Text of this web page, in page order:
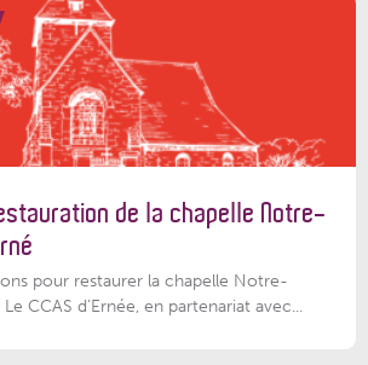
de la chapelle Notre-
pour restaurer la chapelle Notre-
CCAS d’Ernée, en partenariat avec...